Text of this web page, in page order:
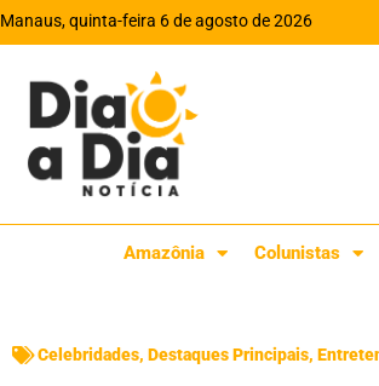
Manaus, quinta-feira 6 de agosto de 2026
Amazônia Colunistas
Celebridades, Destaques Principais,